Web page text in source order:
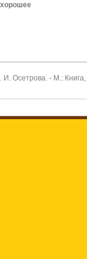
Осетрова. - М.: Книга,